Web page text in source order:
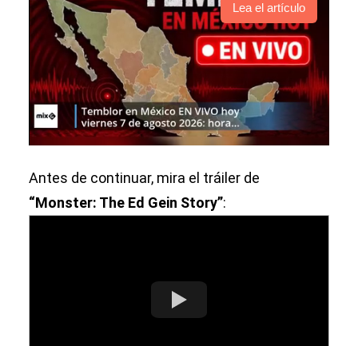
Lea el artículo
Antes de continuar, mira el tráiler de
“Monster: The Ed Gein Story”: